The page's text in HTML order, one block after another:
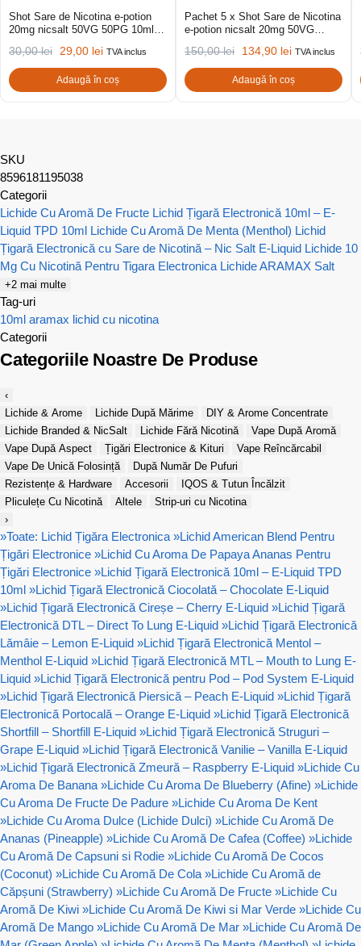
Shot Sare de Nicotina e-potion
20mg nicsalt 50VG 50PG 10ml
30,00lei 29,00 lei TVA inclus
Adaugă în coș
Pachet 5 x Shot Sare de Nicotina
e-potion nicsalt 20mg 50VG
150,00lei 134,90 lei TVA inclus
Adaugă în coș
SKU
8596181195038
Categorii
Lichide Cu Aromă De Fructe Lichid Țigară Electronică 10ml – E-
Liquid TPD 10ml Lichide Cu Aromă De Menta (Menthol) Lichid
Țigară Electronică cu Sare de Nicotină – Nic Salt E-Liquid Lichide 10
Mg Cu Nicotină Pentru Tigara Electronica Lichide ARAMAX Salt
+2 mai multe
Tag-uri
10ml aramax lichid cu nicotina
Categorii
Categoriile Noastre De Produse
‹
Lichide & Arome
Lichide După Mărime
DIY & Arome Concentrate
Lichide Branded & NicSalt
Lichide Fără Nicotină
Vape După Aromă
Vape După Aspect
Țigări Electronice & Kituri
Vape Reîncărcabil
Vape De Unică Folosință
După Număr De Pufuri
Rezistențe & Hardware
Accesorii
IQOS & Tutun Încălzit
Pliculețe Cu Nicotină
Altele
Strip-uri cu Nicotina
›
»Toate: Lichid Țigăra Electronica »Lichid American Blend Pentru
Țigări Electronice »Lichid Cu Aroma De Papaya Ananas Pentru
Țigări Electronice »Lichid Țigară Electronică 10ml – E-Liquid TPD
10ml »Lichid Țigară Electronică Ciocolată – Chocolate E-Liquid
»Lichid Țigară Electronică Cireșe – Cherry E-Liquid »Lichid Țigară
Electronică DTL – Direct To Lung E-Liquid »Lichid Țigară Electronică
Lămâie – Lemon E-Liquid »Lichid Țigară Electronică Mentol –
Menthol E-Liquid »Lichid Țigară Electronică MTL – Mouth to Lung E-
Liquid »Lichid Țigară Electronică pentru Pod – Pod System E-Liquid
»Lichid Țigară Electronică Piersică – Peach E-Liquid »Lichid Țigară
Electronică Portocală – Orange E-Liquid »Lichid Țigară Electronică
Shortfill – Shortfill E-Liquid »Lichid Țigară Electronică Struguri –
Grape E-Liquid »Lichid Țigară Electronică Vanilie – Vanilla E-Liquid
»Lichid Țigară Electronică Zmeură – Raspberry E-Liquid »Lichide Cu
Aroma De Banana »Lichide Cu Aroma De Blueberry (Afine) »Lichide
Cu Aroma De Fructe De Padure »Lichide Cu Aroma De Kent
»Lichide Cu Aroma Dulce (Lichide Dulci) »Lichide Cu Aromă De
Ananas (Pineapple) »Lichide Cu Aromă De Cafea (Coffee) »Lichide
Cu Aromă De Capsuni si Rodie »Lichide Cu Aromă De Cocos
(Coconut) »Lichide Cu Aromă De Cola »Lichide Cu Aromă de
Căpșuni (Strawberry) »Lichide Cu Aromă De Fructe »Lichide Cu
Aromă De Kiwi »Lichide Cu Aromă De Kiwi si Mar Verde »Lichide Cu
Aromă De Mango »Lichide Cu Aromă De Mar »Lichide Cu Aromă De